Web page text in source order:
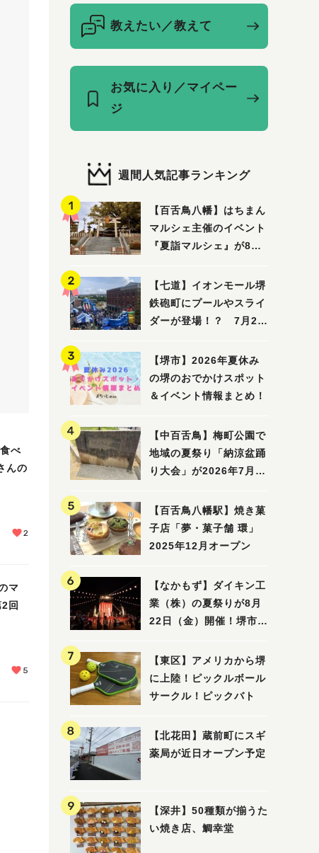
べ
んの
2
マ
回
5
教えたい／教えて
お気に入り／マイペー
ジ
週間人気記事ランキング
【百舌鳥八幡】はちまん
マルシェ主催のイベント
『夏詣マルシェ』が8月2
【七道】イオンモール堺
鉄砲町にプールやスライ
ダーが登場！？ 7月25
「赤レンガ広場 Kid's
Water PARK 2026」が
開催
【堺市】2026年夏休み
の堺のおでかけスポット
＆イベント情報まとめ！
【中百舌鳥】梅町公園で
地域の夏祭り「納涼盆踊
り大会」が2026年7月26
【百舌鳥八幡駅】焼き菓
子店「夢・菓子舗 環」
2025年12月オープン
【なかもず】ダイキン工
業（株）の夏祭りが8月
22日（金）開催！堺市北
納涼祭
【東区】アメリカから堺
に上陸！ピックルボール
サークル！ピックバト
【北花田】蔵前町にスギ
薬局が近日オープン予定
【深井】50種類が揃うた
い焼き店、鯛幸堂